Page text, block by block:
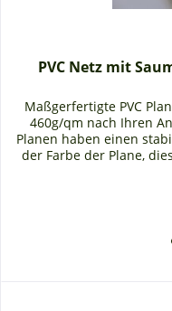
PVC Netz mit
Maßgerfertigte PVC
460g/qm nach Ihren
Planen haben einen
der Farbe der Plane,